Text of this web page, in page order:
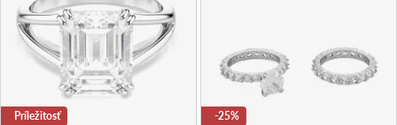
Príležitosť -25%